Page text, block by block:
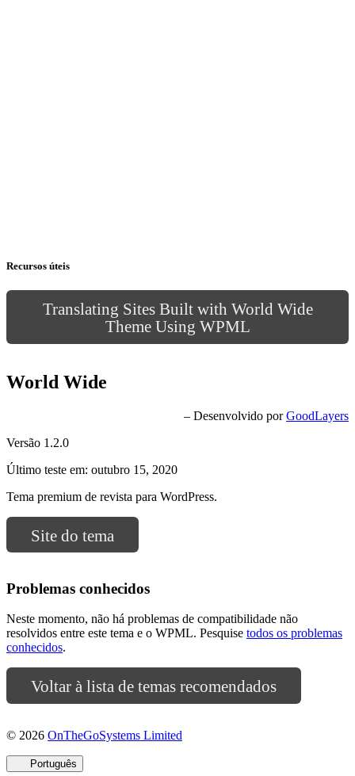
Recursos úteis
Translating Sites Built with World Wide
Theme Using WPML
World Wide
– Desenvolvido porGoodLayers
Versão 1.2.0
Último teste em: outubro 15, 2020
Tema premium de revista para WordPress.
Site do tema
Problemas conhecidos
Neste momento, não há problemas de compatibilidade não
resolvidos entre este tema e o WPML. Pesquise todos os problemas
conhecidos.
Voltar à lista de temas recomendados
© 2026 OnTheGoSystems Limited
Português